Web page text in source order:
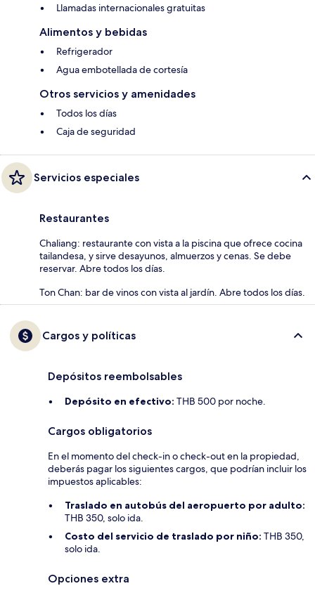
Llamadas internacionales gratuitas
Alimentos y bebidas
Refrigerador
Agua embotellada de cortesía
Otros servicios y amenidades
Todos los días
Caja de seguridad
Servicios especiales
Restaurantes
Chaliang: restaurante con vista a la piscina que ofrece cocina
tailandesa, y sirve desayunos, almuerzos y cenas. Se debe
reservar. Abre todos los días.
Ton Chan: bar de vinos con vista al jardín. Abre todos los días.
Cargos y políticas
Depósitos reembolsables
Depósito en efectivo: THB 500 por noche.
Cargos obligatorios
En el momento del check-in o check-out en la propiedad,
deberás pagar los siguientes cargos, que podrían incluir los
impuestos aplicables:
Traslado en autobús del aeropuerto por adulto:
THB 350, solo ida.
Costo del servicio de traslado por niño: THB 350,
solo ida.
Opciones extra